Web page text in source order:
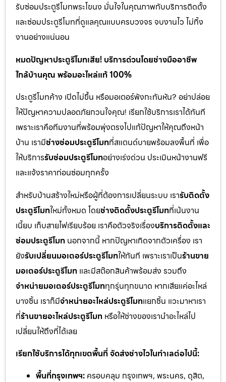
รับซ่อมประตูรีโมทพระโขนง มั่นใจในคุณภาพกับบริการติดตั้ง
และซ่อมประตูรีโมทที่ดูแลคุณแบบครบวงจร จบงานไว ไม่ทิ้ง
งานอย่างแน่นอน
หมดปัญหาประตูรีโมทเสีย! บริการด่วนโดยช่างมืออาชีพ
ใกล้บ้านคุณ พร้อมอะไหล่แท้ 100%
ประตูรีโมทค้าง เปิดไม่ขึ้น หรือมอเตอร์พังกะทันหัน? อย่าปล่อย
ให้ปัญหาความปลอดภัยกวนใจคุณ! เรียกใช้บริการเราได้ทันที
เพราะเราคือทีมงานที่พร้อมพุ่งตรงไปแก้ปัญหาให้คุณถึงหน้า
บ้าน เรามีช่างซ่อมประตูรีโมทที่สแตนด์บายพร้อมลงพื้นที่ เพื่อ
ให้บริการรับซ่อมประตูรีโมทอย่างเร่งด่วน ประเมินหน้างานฟรี
และแจ้งราคาก่อนซ่อมทุกครั้ง
สำหรับบ้านสร้างใหม่หรือผู้ที่ต้องการเปลี่ยนระบบ เรารับติดตั้ง
ประตูรีโมทใหม่ทั้งหมด โดยช่างติดตั้งประตูรีโมทที่เน้นงาน
เนี้ยบ เก็บสายไฟเรียบร้อย เราคือตัวจริงเรื่องบริการติดตั้งและ
ซ่อมประตูรีโมท นอกจากนี้ หากปัญหาเกิดจากตัวเครื่อง เรา
ยังรับเปลี่ยนมอเตอร์ประตูรีโมทให้ทันที เพราะเราเป็นร้านขาย
มอเตอร์ประตูรีโมท และมีสต๊อกสินค้าพร้อมส่ง รวมถึง
จำหน่ายมอเตอร์ประตูรีโมททุกรุ่นทุกขนาด หากเสียแค่อะไหล่
บางชิ้น เราก็มีจำหน่ายอะไหล่ประตูรีโมทแยกชิ้น แวะมาหาเรา
ที่ร้านขายอะไหล่ประตูรีโมท หรือให้ช่างของเรานำอะไหล่ไป
เปลี่ยนให้ถึงที่ได้เลย
เรียกใช้บริการได้ทุกเขตพื้นที่ จัดส่งช่างไวในทำเลต่อไปนี้:
พื้นที่กรุงเทพฯ: ครอบคลุม กรุงเทพฯ, พระนคร, ดุสิต,